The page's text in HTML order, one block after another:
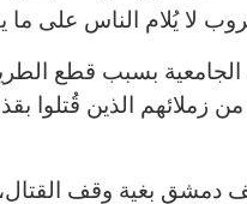
لا يُلام الناس على ما
الجامعية بسبب قطع
زملائهم الذين قُتلوا
دمشق بغية وقف